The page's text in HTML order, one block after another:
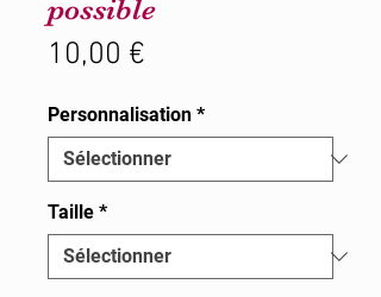
possible
10,00 €
Personnalisation *
Taille *